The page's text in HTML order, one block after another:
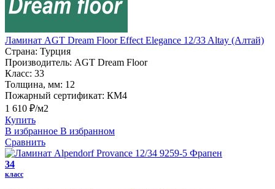
Ламинат AGT Dream Floor Effect Elegance 12/33 Altay (Алтай)
Страна: Турция
Производитель: AGT Dream Floor
Класс: 33
Толщина, мм: 12
Пожарный сертификат: КМ4
1 610 ₽/м2
Купить
В избранное В избранном
Сравнить
34
класс